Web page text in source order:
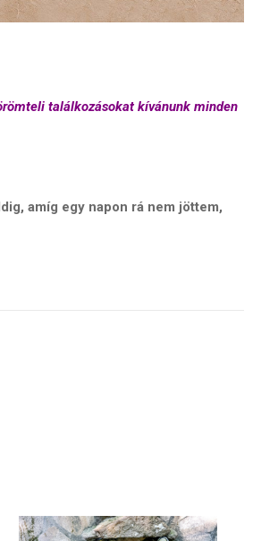
találkozásokat kívánunk minden
amíg egy napon rá nem jöttem,